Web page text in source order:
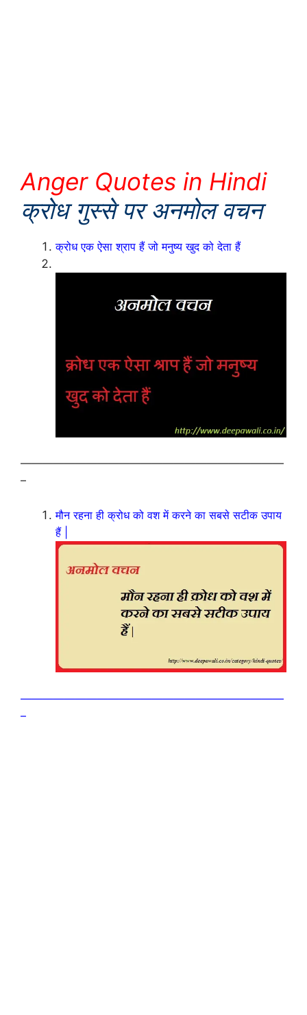
Anger Quotes in Hindi
क्रोध गुस्से पर अनमोल वचन
क्रोध एक ऐसा श्राप हैं जो मनुष्य खुद को देता हैं
————————————————————————
–
मौन रहना ही क्रोध को वश में करने का सबसे सटीक उपाय
हैं |
————————————————————————
–